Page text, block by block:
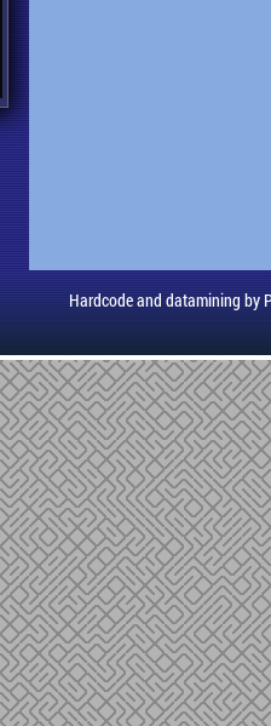
Hardcode and datamining by